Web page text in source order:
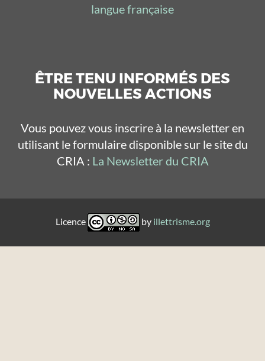
langue française
ÊTRE TENU INFORMÉS DES
NOUVELLES ACTIONS
Vous pouvez vous inscrire à la newsletter en
utilisant le formulaire disponible sur le site du
CRIA : La Newsletter du CRIA
Licence by illettrisme.org